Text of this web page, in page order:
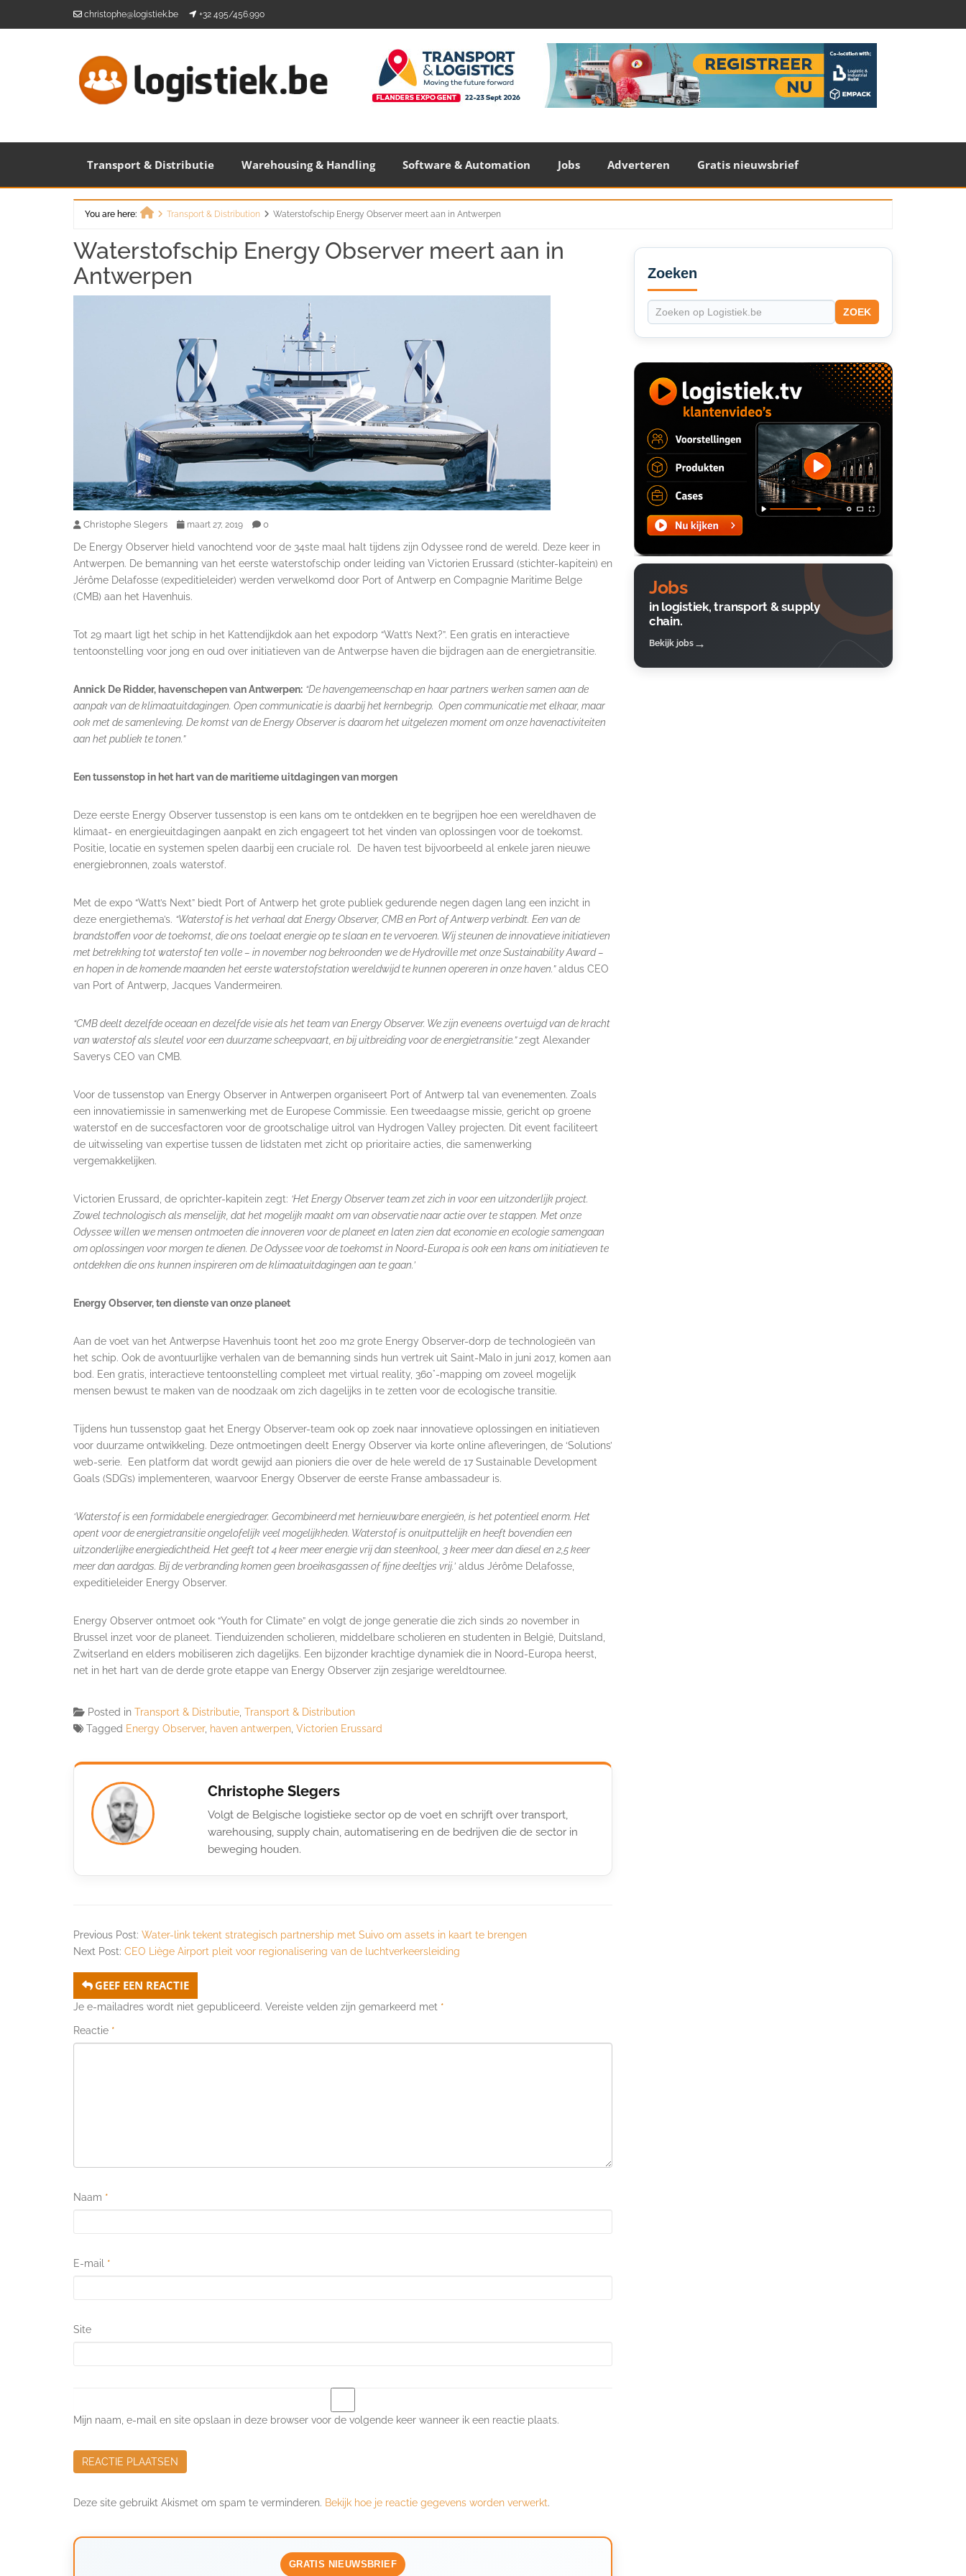
christophe@logistiek.be +32 495/456.990
Transport & Distributie Warehousing & Handling Software & Automation Jobs Adverteren Gratis nieuwsbrief
You are here:
Transport & Distribution Waterstofschip Energy Observer meert aan in Antwerpen
Waterstofschip Energy Observer meert aan in
Antwerpen
Christophe Slegers maart 27, 2019 0
De Energy Observer hield vanochtend voor de 34ste maal halt tijdens zijn Odyssee rond de wereld. Deze keer in
Antwerpen. De bemanning van het eerste waterstofschip onder leiding van Victorien Erussard (stichter-kapitein) en
Jérôme Delafosse (expeditieleider) werden verwelkomd door Port of Antwerp en Compagnie Maritime Belge
(CMB) aan het Havenhuis.
Tot 29 maart ligt het schip in het Kattendijkdok aan het expodorp “Watt’s Next?”. Een gratis en interactieve
tentoonstelling voor jong en oud over initiatieven van de Antwerpse haven die bijdragen aan de energietransitie.
Annick De Ridder, havenschepen van Antwerpen: “De havengemeenschap en haar partners werken samen aan de
aanpak van de klimaatuitdagingen. Open communicatie is daarbij het kernbegrip. Open communicatie met elkaar, maar
ook met de samenleving. De komst van de Energy Observer is daarom het uitgelezen moment om onze havenactiviteiten
aan het publiek te tonen.”
Een tussenstop in het hart van de maritieme uitdagingen van morgen
Deze eerste Energy Observer tussenstop is een kans om te ontdekken en te begrijpen hoe een wereldhaven de
klimaat- en energieuitdagingen aanpakt en zich engageert tot het vinden van oplossingen voor de toekomst.
Positie, locatie en systemen spelen daarbij een cruciale rol. De haven test bijvoorbeeld al enkele jaren nieuwe
energiebronnen, zoals waterstof.
Met de expo “Watt’s Next” biedt Port of Antwerp het grote publiek gedurende negen dagen lang een inzicht in
deze energiethema’s. “Waterstof is het verhaal dat Energy Observer, CMB en Port of Antwerp verbindt. Een van de
brandstoffen voor de toekomst, die ons toelaat energie op te slaan en te vervoeren. Wij steunen de innovatieve initiatieven
met betrekking tot waterstof ten volle – in november nog bekroonden we de Hydroville met onze Sustainability Award –
en hopen in de komende maanden het eerste waterstofstation wereldwijd te kunnen opereren in onze haven.”aldus CEO
van Port of Antwerp, Jacques Vandermeiren.
“CMB deelt dezelfde oceaan en dezelfde visie als het team van Energy Observer. We zijn eveneens overtuigd van de kracht
van waterstof als sleutel voor een duurzame scheepvaart, en bij uitbreiding voor de energietransitie.”zegt Alexander
Saverys CEO van CMB.
Voor de tussenstop van Energy Observer in Antwerpen organiseert Port of Antwerp tal van evenementen. Zoals
een innovatiemissie in samenwerking met de Europese Commissie. Een tweedaagse missie, gericht op groene
waterstof en de succesfactoren voor de grootschalige uitrol van Hydrogen Valley projecten. Dit event faciliteert
de uitwisseling van expertise tussen de lidstaten met zicht op prioritaire acties, die samenwerking
vergemakkelijken.
Victorien Erussard, de oprichter-kapitein zegt: ‘Het Energy Observer team zet zich in voor een uitzonderlijk project.
Zowel technologisch als menselijk, dat het mogelijk maakt om van observatie naar actie over te stappen. Met onze
Odyssee willen we mensen ontmoeten die innoveren voor de planeet en laten zien dat economie en ecologie samengaan
om oplossingen voor morgen te dienen. De Odyssee voor de toekomst in Noord-Europa is ook een kans om initiatieven te
ontdekken die ons kunnen inspireren om de klimaatuitdagingen aan te gaan.’
Energy Observer, ten dienste van onze planeet
Aan de voet van het Antwerpse Havenhuis toont het 200 m2 grote Energy Observer-dorp de technologieën van
het schip. Ook de avontuurlijke verhalen van de bemanning sinds hun vertrek uit Saint-Malo in juni 2017, komen aan
bod. Een gratis, interactieve tentoonstelling compleet met virtual reality, 360°-mapping om zoveel mogelijk
mensen bewust te maken van de noodzaak om zich dagelijks in te zetten voor de ecologische transitie.
Tijdens hun tussenstop gaat het Energy Observer-team ook op zoek naar innovatieve oplossingen en initiatieven
voor duurzame ontwikkeling. Deze ontmoetingen deelt Energy Observer via korte online afleveringen, de ‘Solutions’
web-serie. Een platform dat wordt gewijd aan pioniers die over de hele wereld de 17 Sustainable Development
Goals (SDG’s) implementeren, waarvoor Energy Observer de eerste Franse ambassadeur is.
‘Waterstof is een formidabele energiedrager. Gecombineerd met hernieuwbare energieën, is het potentieel enorm. Het
opent voor de energietransitie ongelofelijk veel mogelijkheden. Waterstof is onuitputtelijk en heeft bovendien een
uitzonderlijke energiedichtheid. Het geeft tot 4 keer meer energie vrij dan steenkool, 3 keer meer dan diesel en 2,5 keer
meer dan aardgas. Bij de verbranding komen geen broeikasgassen of fijne deeltjes vrij.’ aldus Jérôme Delafosse,
expeditieleider Energy Observer.
Energy Observer ontmoet ook “Youth for Climate” en volgt de jonge generatie die zich sinds 20 november in
Brussel inzet voor de planeet. Tienduizenden scholieren, middelbare scholieren en studenten in België, Duitsland,
Zwitserland en elders mobiliseren zich dagelijks. Een bijzonder krachtige dynamiek die in Noord-Europa heerst,
net in het hart van de derde grote etappe van Energy Observer zijn zesjarige wereldtournee.
Posted in Transport & Distributie Transport & Distribution
Tagged Energy Observer, haven antwerpen Victorien Erussard
Christophe Slegers
Volgt de Belgische logistieke sector op de voet en schrijft over transport,
warehousing, supply chain, automatisering en de bedrijven die de sector in
beweging houden.
Previous Post: Water-link tekent strategisch partnership met Suivo om assets in kaart te brengen
Next Post: CEO Liège Airport pleit voor regionalisering van de luchtverkeersleiding
GEEF EEN REACTIE
Je e-mailadres wordt niet gepubliceerd. Vereiste velden zijn gemarkeerd met *
Reactie *
Naam *
E-mail *
Site
Mijn naam, e-mail en site opslaan in deze browser voor de volgende keer wanneer ik een reactie plaats.
Deze site gebruikt Akismet om spam te verminderen. Bekijk hoe je reactie gegevens worden verwerkt.
GRATIS NIEUWSBRIEF
Secondary
Sidebar
Zoeken
ZOEK
Jobs
in logistiek, transport & supply
chain.
Bekijk jobs